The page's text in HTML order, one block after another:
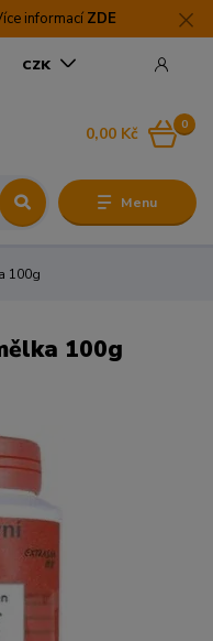
informací ZDE
Menu
CZK
0
0,00 Kč
100g
100g